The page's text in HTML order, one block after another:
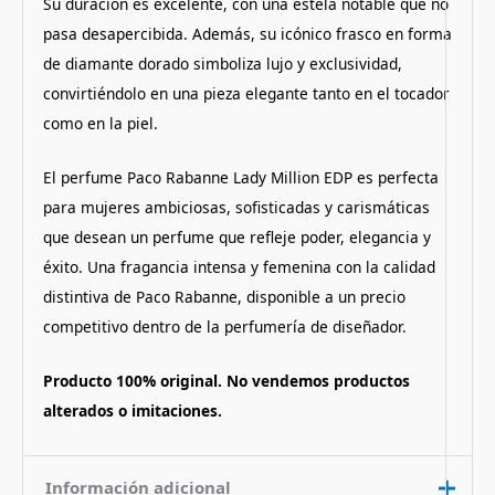
pasa desapercibida. Además, su icónico frasco en forma
de diamante dorado simboliza lujo y exclusividad,
convirtiéndolo en una pieza elegante tanto en el tocador
como en la piel.
El perfume Paco Rabanne Lady Million EDP es perfecta
para mujeres ambiciosas, sofisticadas y carismáticas
que desean un perfume que refleje poder, elegancia y
éxito. Una fragancia intensa y femenina con la calidad
distintiva de Paco Rabanne, disponible a un precio
competitivo dentro de la perfumería de diseñador.
Producto 100% original. No vendemos productos
alterados o imitaciones.
Información adicional